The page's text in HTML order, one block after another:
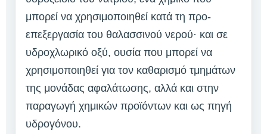
μπορεί να χρησιμοποιηθεί κατά τη προ-
επεξεργασία του θαλασσινού νερού· και σε
υδροχλωρικό οξύ, ουσία που μπορεί να
χρησιμοποιηθεί για τον καθαρισμό τμημάτων
της μονάδας αφαλάτωσης, αλλά και στην
παραγωγή χημικών προϊόντων και ως πηγή
υδρογόνου.